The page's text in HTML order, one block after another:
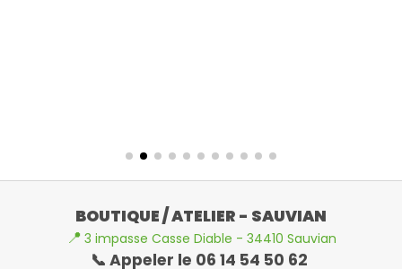
BOUTIQUE / ATELIER - SAUVIAN
📍 3 impasse Casse Diable - 34410 Sauvian
📞 Appeler le 06 14 54 50 62